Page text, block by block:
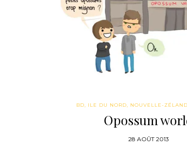
BD, ILE DU NORD, NOUVELLE-
Opossum
28 AOÛT 2013